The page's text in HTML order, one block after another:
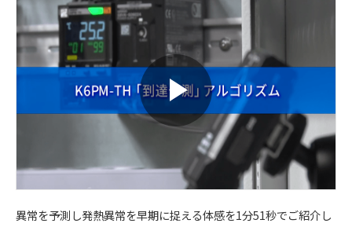
異常を予測し発熱異常を早期に捉える体感を1分51秒でご紹介し